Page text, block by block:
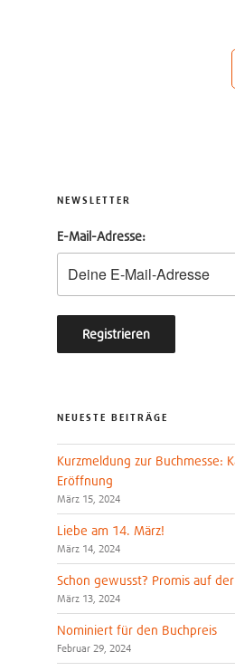
NEWSLETTER
E-Mail-Adresse:
NEUESTE BEITRÄGE
Kurzmeldung zur Buchmesse:
Eröffnung
März 15, 2024
Liebe am 14. März!
März 14, 2024
Schon gewusst? Promis auf
März 13, 2024
Nominiert für den Buchpreis
Februar 29, 2024